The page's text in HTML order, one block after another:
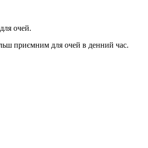
очей.
приємним для очей в денний час.